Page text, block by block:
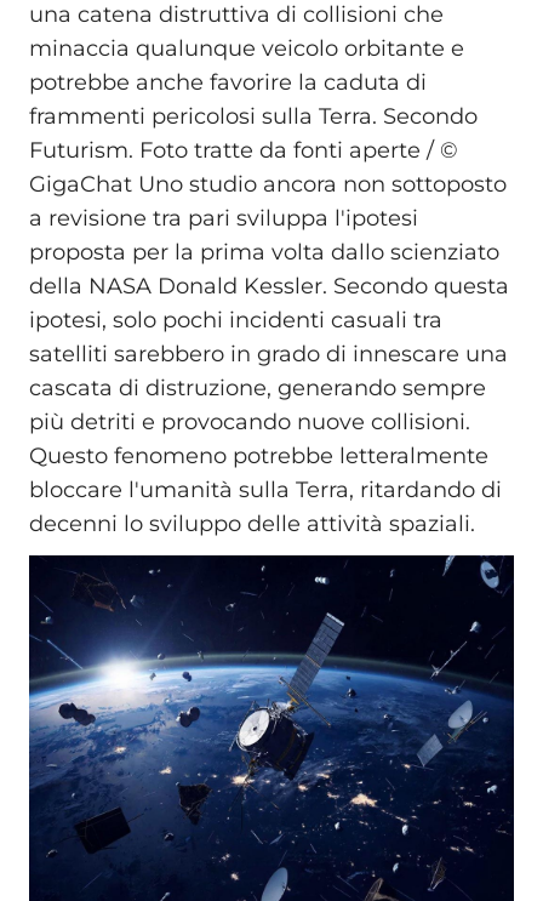
una catena distruttiva di collisioni che
minaccia qualunque veicolo orbitante e
potrebbe anche favorire la caduta di
frammenti pericolosi sulla Terra. Secondo
Futurism. Foto tratte da fonti aperte / ©
GigaChat Uno studio ancora non sottoposto
a revisione tra pari sviluppa l'ipotesi
proposta per la prima volta dallo scienziato
della NASA Donald Kessler. Secondo questa
ipotesi, solo pochi incidenti casuali tra
satelliti sarebbero in grado di innescare una
cascata di distruzione, generando sempre
più detriti e provocando nuove collisioni.
Questo fenomeno potrebbe letteralmente
bloccare l'umanità sulla Terra, ritardando di
decenni lo sviluppo delle attività spaziali.